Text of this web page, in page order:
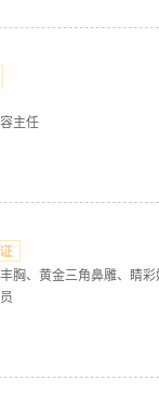
主任
胸、黄金三角鼻雕、睛